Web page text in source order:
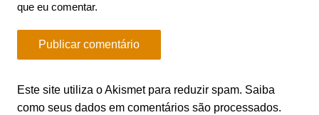
que eu comentar.
Este site utiliza o Akismet para reduzir spam. Saiba
como seus dados em comentários são processados.